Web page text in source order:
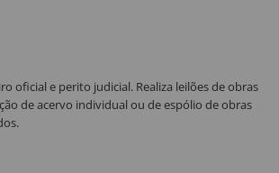
oficial e perito judicial. Realiza leilões de obras
de acervo individual ou de espólio de obras